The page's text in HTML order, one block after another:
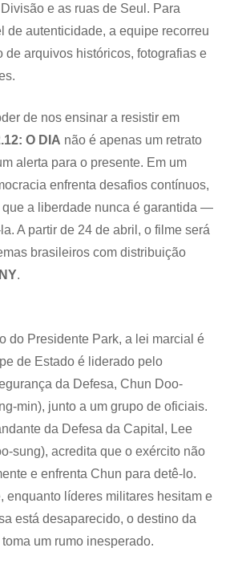
e as ruas de Seul. Para
de autenticidade, a equipe recorreu
de arquivos históricos, fotografias e
de nos ensinar a resistir em
O DIA não é apenas um retrato
alerta para o presente. Em um
enfrenta desafios contínuos,
que a liberdade nunca é garantida —
A partir de 24 de abril, o filme será
brasileiros com distribuição
.
do Presidente Park, a lei marcial é
de Estado é liderado pelo
da Defesa, Chun Doo-
min), junto a um grupo de oficiais.
da Defesa da Capital, Lee
sung), acredita que o exército não
e enfrenta Chun para detê-lo.
enquanto líderes militares hesitam e
está desaparecido, o destino da
um rumo inesperado.